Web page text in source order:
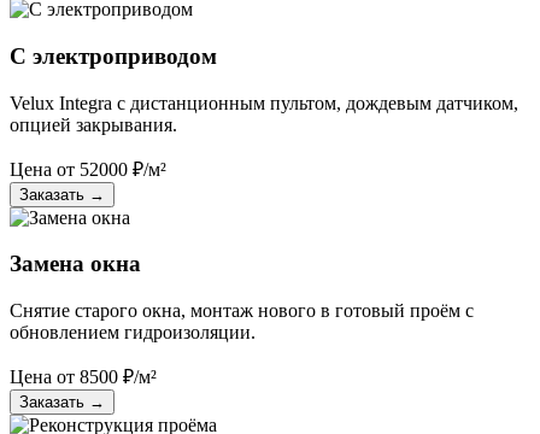
С электроприводом
Velux Integra с дистанционным пультом, дождевым датчиком,
опцией закрывания.
Цена от 52000 ₽/м²
Заказать →
Замена окна
Снятие старого окна, монтаж нового в готовый проём с
обновлением гидроизоляции.
Цена от 8500 ₽/м²
Заказать →